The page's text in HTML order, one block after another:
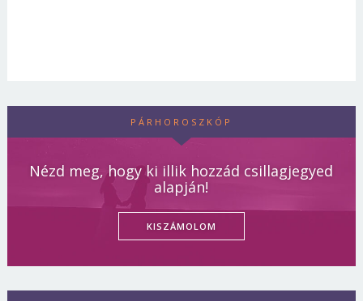
PÁRHOROSZKÓP
Nézd meg, hogy ki illik hozzád csillagjegyed
alapján!
KISZÁMOLOM